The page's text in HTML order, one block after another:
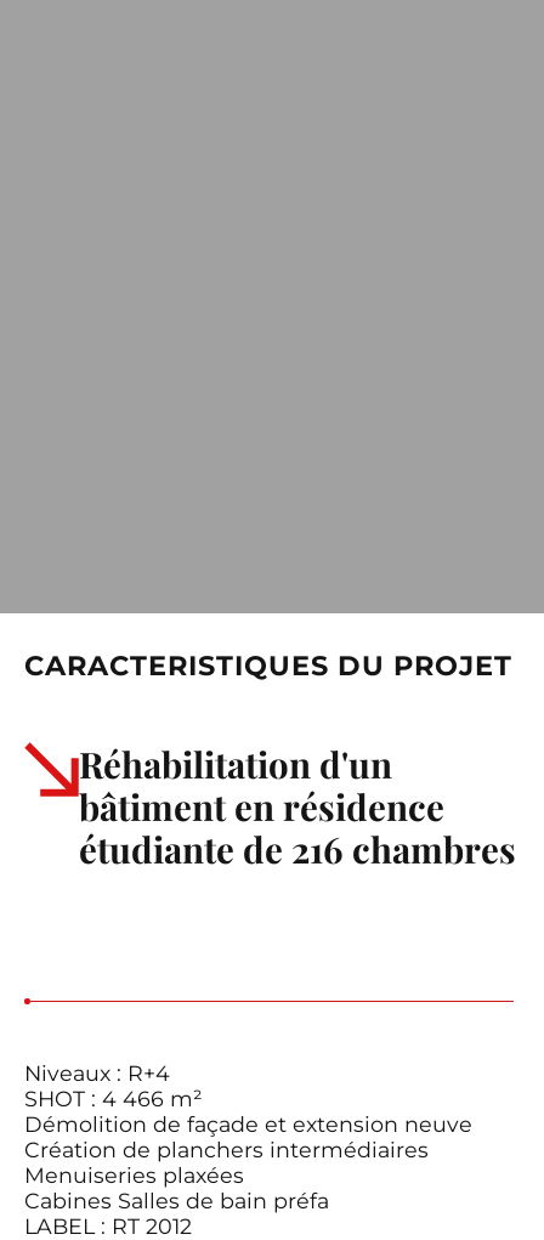
CARACTERISTIQUES DU PROJET
Réhabilitation d'un
bâtiment en résidence
étudiante de 216 chambres
Niveaux : R+4
SHOT : 4 466 m²
Démolition de façade et extension neuve
Création de planchers intermédiaires
Menuiseries plaxées
Cabines Salles de bain préfa
LABEL : RT 2012